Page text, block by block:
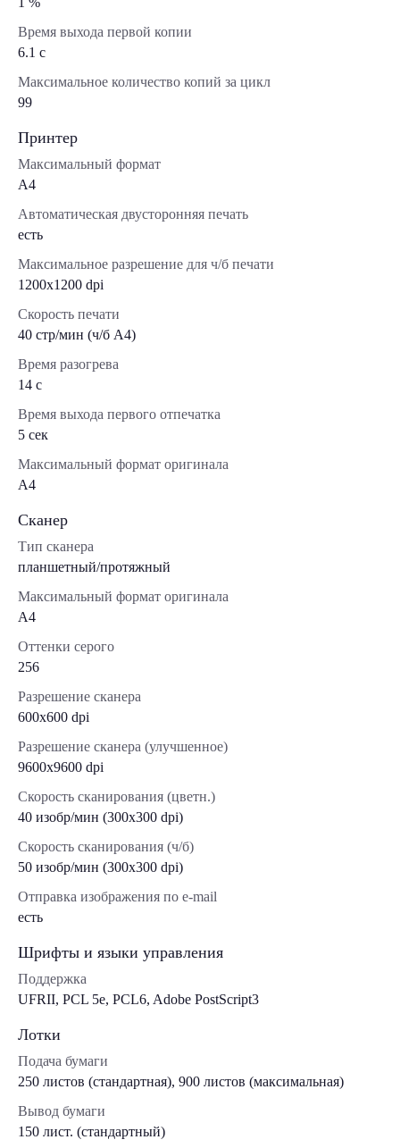
Время выхода первой копии
6.1 с
Максимальное количество копий за цикл
99
Принтер
Максимальный формат
A4
Автоматическая двусторонняя печать
есть
Максимальное разрешение для ч/б печати
1200x1200 dpi
Скорость печати
40 стр/мин (ч/б А4)
Время разогрева
14 с
Время выхода первого отпечатка
5 сек
Максимальный формат оригинала
A4
Сканер
Тип сканера
планшетный/протяжный
Максимальный формат оригинала
A4
Оттенки серого
256
Разрешение сканера
600x600 dpi
Разрешение сканера (улучшенное)
9600x9600 dpi
Скорость сканирования (цветн.)
40 изобр/мин (300x300 dpi)
Скорость сканирования (ч/б)
50 изобр/мин (300x300 dpi)
Отправка изображения по e-mail
есть
Шрифты и языки управления
Поддержка
UFRII, PCL 5e, PCL6, Adobe PostScript3
Лотки
Подача бумаги
250 листов (стандартная), 900 листов (максимальная)
Вывод бумаги
150 лист. (стандартный)